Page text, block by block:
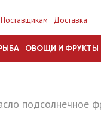
Поставщикам Доставка
ОВОЩИ И ФРУКТЫ
подсолнечное